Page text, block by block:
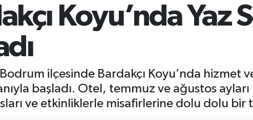
Koyu’nda
Bodrum ilçesinde Bardakçı Koyu’nda
başladı. Otel, temmuz ve ağustos
ve etkinliklerle misafirlerine dolu dolu bir
ve Fikstür